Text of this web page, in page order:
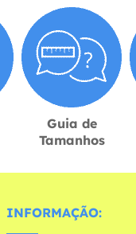
Guia de
Tamanhos
INFORMAÇÃO: